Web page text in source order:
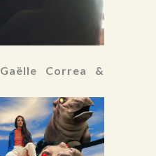
Gaëlle Correa &